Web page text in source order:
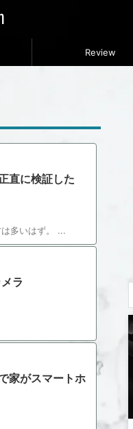
Review
直に検証した
多いはず。 ...
ラ
家がスマートホ